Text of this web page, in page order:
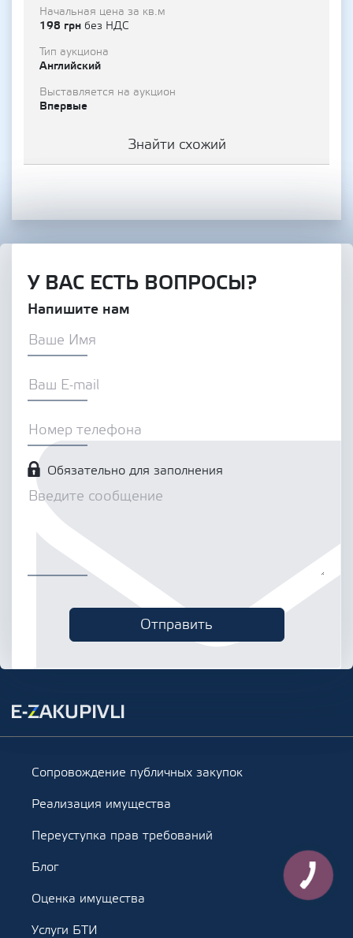
Начальная цена за кв.м
198 грн без НДС
Тип аукциона
Английский
Выставляется на аукцион
Впервые
Знайти схожий
У ВАС ЕСТЬ ВОПРОСЫ?
Напишите нам
Обязательно для заполнения
Сопровождение публичных закупок
Реализация имущества
Переуступка прав требований
Блог
Оценка имущества
Услуги БТИ